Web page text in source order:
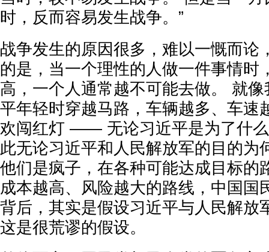
时，反而容易发生战争。”
战争发生的原因很多，难以一慨而论
的是，当一个理性的人做一件事情时
高，一个人通常越不可能去做。 就
平年轻时穿越马路，车辆越多、车速
欢闯红灯 —— 无论习近平是为了什
此无论习近平和人民解放军的目的为
他们是疯子，在各种可能达成目标的
成本越高、风险越大的路线，中国国
背后，其实是假设习近平与人民解放
这是很荒谬的假设。